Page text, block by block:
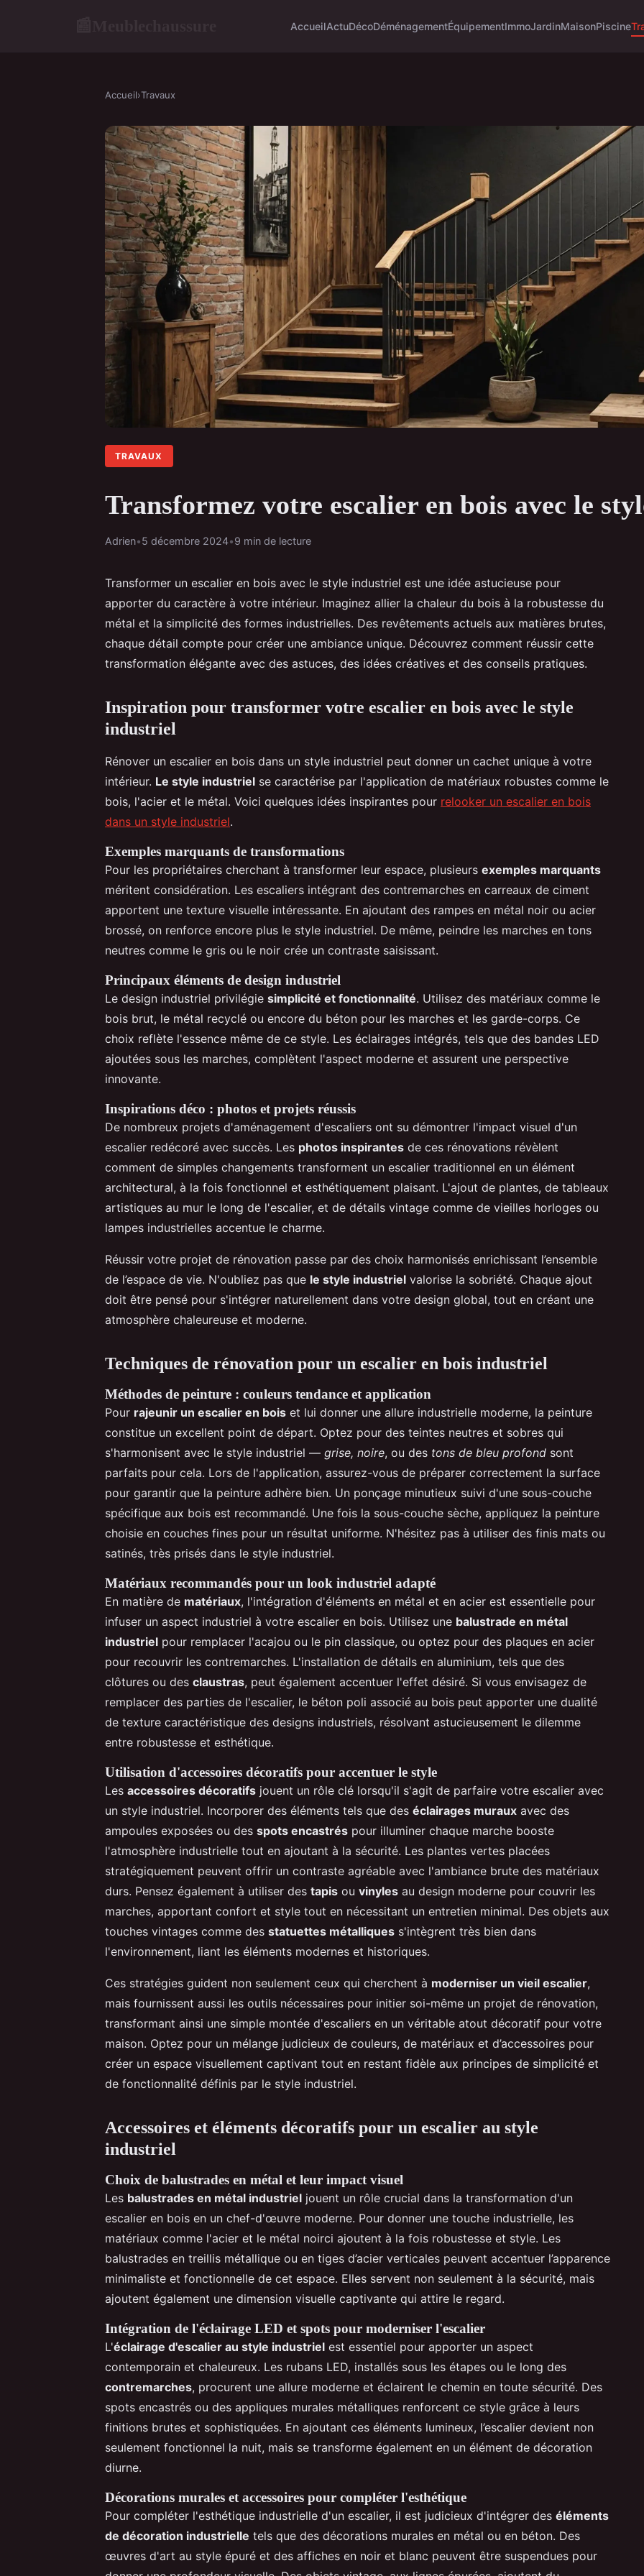
AccueilActuDécoDéménagementÉquipementImmoJardinMaisonPiscine
Accueil›Travaux
TRAVAUX
Transformez votre escalier en bois avec le
Adrien•5 décembre 2024•9 min de lecture
Transformer un escalier en bois avec le style industriel est une idée astucieuse pour
apporter du caractère à votre intérieur. Imaginez allier la chaleur du bois à la robustesse du
métal et la simplicité des formes industrielles. Des revêtements actuels aux matières brutes,
chaque détail compte pour créer une ambiance unique. Découvrez comment réussir cette
transformation élégante avec des astuces, des idées créatives et des conseils pratiques.
Inspiration pour transformer votre escalier en bois avec le style
industriel
Rénover un escalier en bois dans un style industriel peut donner un cachet unique à votre
intérieur. Le style industriel se caractérise par l'application de matériaux robustes comme le
bois, l'acier et le métal. Voici quelques idées inspirantes pour relooker un escalier en bois
dans un style industriel.
Exemples marquants de transformations
Pour les propriétaires cherchant à transformer leur espace, plusieurs exemples marquants
méritent considération. Les escaliers intégrant des contremarches en carreaux de ciment
apportent une texture visuelle intéressante. En ajoutant des rampes en métal noir ou acier
brossé, on renforce encore plus le style industriel. De même, peindre les marches en tons
neutres comme le gris ou le noir crée un contraste saisissant.
Principaux éléments de design industriel
Le design industriel privilégie simplicité et fonctionnalité. Utilisez des matériaux comme le
bois brut, le métal recyclé ou encore du béton pour les marches et les garde-corps. Ce
choix reflète l'essence même de ce style. Les éclairages intégrés, tels que des bandes LED
ajoutées sous les marches, complètent l'aspect moderne et assurent une perspective
innovante.
Inspirations déco : photos et projets réussis
De nombreux projets d'aménagement d'escaliers ont su démontrer l'impact visuel d'un
escalier redécoré avec succès. Les photos inspirantes de ces rénovations révèlent
comment de simples changements transforment un escalier traditionnel en un élément
architectural, à la fois fonctionnel et esthétiquement plaisant. L'ajout de plantes, de tableaux
artistiques au mur le long de l'escalier, et de détails vintage comme de vieilles horloges ou
lampes industrielles accentue le charme.
Réussir votre projet de rénovation passe par des choix harmonisés enrichissant l’ensemble
de l’espace de vie. N'oubliez pas que le style industriel valorise la sobriété. Chaque ajout
doit être pensé pour s'intégrer naturellement dans votre design global, tout en créant une
atmosphère chaleureuse et moderne.
Techniques de rénovation pour un escalier en bois industriel
Méthodes de peinture : couleurs tendance et application
Pour rajeunir un escalier en bois et lui donner une allure industrielle moderne, la peinture
constitue un excellent point de départ. Optez pour des teintes neutres et sobres qui
s'harmonisent avec le style industriel — grise, noire, ou des tons de bleu profond sont
parfaits pour cela. Lors de l'application, assurez-vous de préparer correctement la surface
pour garantir que la peinture adhère bien. Un ponçage minutieux suivi d'une sous-couche
spécifique aux bois est recommandé. Une fois la sous-couche sèche, appliquez la peinture
choisie en couches fines pour un résultat uniforme. N'hésitez pas à utiliser des finis mats ou
satinés, très prisés dans le style industriel.
Matériaux recommandés pour un look industriel adapté
En matière de matériaux, l'intégration d'éléments en métal et en acier est essentielle pour
infuser un aspect industriel à votre escalier en bois. Utilisez une balustrade en métal
industriel pour remplacer l'acajou ou le pin classique, ou optez pour des plaques en acier
pour recouvrir les contremarches. L'installation de détails en aluminium, tels que des
clôtures ou des claustras, peut également accentuer l'effet désiré. Si vous envisagez de
remplacer des parties de l'escalier, le béton poli associé au bois peut apporter une dualité
de texture caractéristique des designs industriels, résolvant astucieusement le dilemme
entre robustesse et esthétique.
Utilisation d'accessoires décoratifs pour accentuer le style
Les accessoires décoratifs jouent un rôle clé lorsqu'il s'agit de parfaire votre escalier avec
un style industriel. Incorporer des éléments tels que des éclairages muraux avec des
ampoules exposées ou des spots encastrés pour illuminer chaque marche booste
l'atmosphère industrielle tout en ajoutant à la sécurité. Les plantes vertes placées
stratégiquement peuvent offrir un contraste agréable avec l'ambiance brute des matériaux
durs. Pensez également à utiliser des tapis ou vinyles au design moderne pour couvrir les
marches, apportant confort et style tout en nécessitant un entretien minimal. Des objets aux
touches vintages comme des statuettes métalliques s'intègrent très bien dans
l'environnement, liant les éléments modernes et historiques.
Ces stratégies guident non seulement ceux qui cherchent à moderniser un vieil escalier,
mais fournissent aussi les outils nécessaires pour initier soi-même un projet de rénovation,
transformant ainsi une simple montée d'escaliers en un véritable atout décoratif pour votre
maison. Optez pour un mélange judicieux de couleurs, de matériaux et d’accessoires pour
créer un espace visuellement captivant tout en restant fidèle aux principes de simplicité et
de fonctionnalité définis par le style industriel.
Accessoires et éléments décoratifs pour un escalier au style
industriel
Choix de balustrades en métal et leur impact visuel
Les balustrades en métal industriel jouent un rôle crucial dans la transformation d'un
escalier en bois en un chef-d'œuvre moderne. Pour donner une touche industrielle, les
matériaux comme l'acier et le métal noirci ajoutent à la fois robustesse et style. Les
balustrades en treillis métallique ou en tiges d’acier verticales peuvent accentuer l’apparence
minimaliste et fonctionnelle de cet espace. Elles servent non seulement à la sécurité, mais
ajoutent également une dimension visuelle captivante qui attire le regard.
Intégration de l'éclairage LED et spots pour moderniser l'escalier
L'éclairage d'escalier au style industriel est essentiel pour apporter un aspect
contemporain et chaleureux. Les rubans LED, installés sous les étapes ou le long des
contremarches, procurent une allure moderne et éclairent le chemin en toute sécurité. Des
spots encastrés ou des appliques murales métalliques renforcent ce style grâce à leurs
finitions brutes et sophistiquées. En ajoutant ces éléments lumineux, l’escalier devient non
seulement fonctionnel la nuit, mais se transforme également en un élément de décoration
diurne.
Décorations murales et accessoires pour compléter l'esthétique
Pour compléter l'esthétique industrielle d'un escalier, il est judicieux d'intégrer des éléments
de décoration industrielle tels que des décorations murales en métal ou en béton. Des
œuvres d'art au style épuré et des affiches en noir et blanc peuvent être suspendues pour